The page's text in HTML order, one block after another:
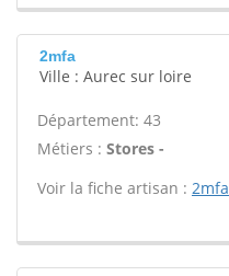
2mfa
Ville : Aurec sur loire
Département: 43
Métiers : Stores -
Voir la fiche artisan : 2mfa